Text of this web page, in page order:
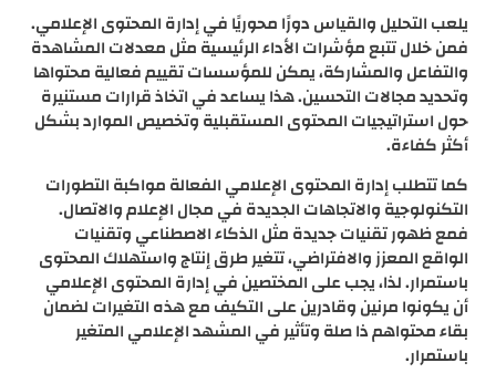
يلعب التحليل والقياس دورًا محوريًا في إدارة المحتوى الإعلامي.
فمن خلال تتبع مؤشرات الأداء الرئيسية مثل معدلات المشاهدة
والتفاعل والمشاركة، يمكن للمؤسسات تقييم فعالية محتواها
وتحديد مجالات التحسين. هذا يساعد في اتخاذ قرارات مستنيرة
حول استراتيجيات المحتوى المستقبلية وتخصيص الموارد بشكل
أكثر كفاءة.
كما تتطلب إدارة المحتوى الإعلامي الفعالة مواكبة التطورات
التكنولوجية والاتجاهات الجديدة في مجال الإعلام والاتصال.
فمع ظهور تقنيات جديدة مثل الذكاء الاصطناعي وتقنيات
الواقع المعزز والافتراضي، تتغير طرق إنتاج واستهلاك المحتوى
باستمرار. لذا، يجب على المختصين في إدارة المحتوى الإعلامي
أن يكونوا مرنين وقادرين على التكيف مع هذه التغيرات لضمان
بقاء محتواهم ذا صلة وتأثير في المشهد الإعلامي المتغير
باستمرار.